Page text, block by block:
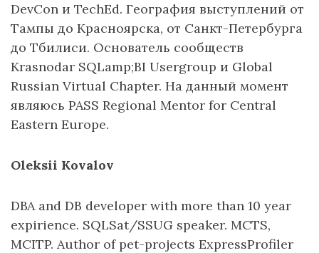
DevCon и TechEd. География выступлений от
Тампы до Красноярска, от Санкт-Петербурга
до Тбилиси. Основатель сообществ
Krasnodar SQLamp;BI Usergroup и Global
Russian Virtual Chapter. На данный момент
являюсь PASS Regional Mentor for Central
Eastern Europe.
Oleksii Kovalov
DBA and DB developer with more than 10 year
expirience. SQLSat/SSUG speaker. MCTS,
MCITP. Author of pet-projects ExpressProfiler